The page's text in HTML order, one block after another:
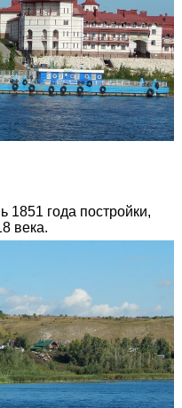
1851 года постройки,
века.